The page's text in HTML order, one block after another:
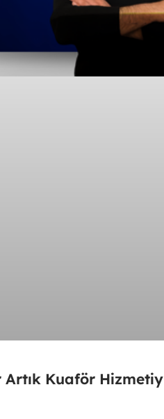
Artık Kuaför